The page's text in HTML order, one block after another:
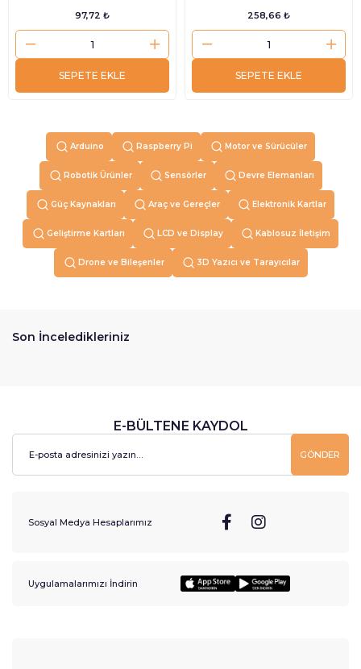
97,72 ₺
SEPETE EKLE
258,66 ₺
SEPETE EKLE
Arduino Raspberry Pi Motor ve Sürücüler
Robotik Ürünler Sensörler Devre Elemanları
Güç Kaynakları Araç ve Gereçler Elektronik Kartlar
Geliştirme Kartları LCD ve Display Kablosuz İletişim
Drone ve Bileşenler 3D Yazıcı ve Tarayıcılar
Son İnceledikleriniz
E-BÜLTENE KAYDOL
GÖNDER
Sosyal Medya Hesaplarımız
Uygulamalarımızı İndirin